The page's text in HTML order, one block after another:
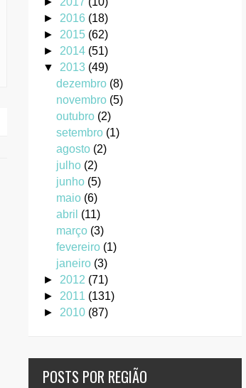
► 2016 (18)
► 2015 (62)
► 2014 (51)
▼ 2013 (49)
dezembro (8)
novembro (5)
outubro (2)
setembro (1)
agosto (2)
julho (2)
junho (5)
maio (6)
abril (11)
março (3)
fevereiro (1)
janeiro (3)
► 2012 (71)
► 2011 (131)
► 2010 (87)
POSTS POR REGIÃO